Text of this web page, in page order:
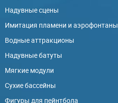
Надувные сцены
Имитация пламени и аэрофонтаны
Водные аттракционы
Надувные батуты
Мягкие модули
Сухие бассейны
Фигуры для пейнтбола